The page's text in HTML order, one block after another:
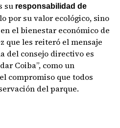
su responsabilidad de
por su valor ecológico, sino
el bienestar económico de
que les reiteró el mensaje
del consejo directivo es
Coiba”, como un
compromiso que todos
del parque.